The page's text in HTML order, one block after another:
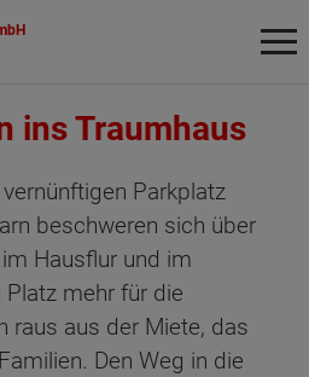
ins Traumhaus
Parkplatz
beschweren sich über
Hausflur und im
mehr für die
raus aus der Miete, das
Den Weg in die
suchen?